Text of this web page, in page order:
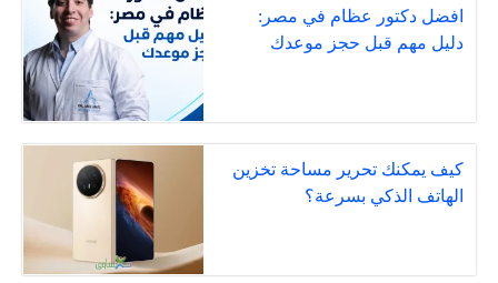
افضل دكتور عظام في مصر:
دليل مهم قبل حجز موعدك
كيف يمكنك تحرير مساحة تخزين
الهاتف الذكي بسرعة؟